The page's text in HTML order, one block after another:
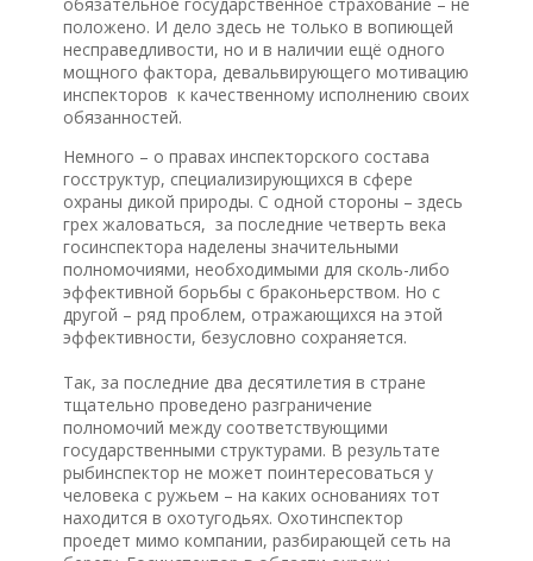
положено. И дело здесь не только в вопиющей
несправедливости, но и в наличии ещё одного
мощного фактора, девальвирующего мотивацию
инспекторов к качественному исполнению своих
обязанностей.
Немного – о правах инспекторского состава
госструктур, специализирующихся в сфере
охраны дикой природы. С одной стороны – здесь
грех жаловаться, за последние четверть века
госинспектора наделены значительными
полномочиями, необходимыми для сколь-либо
эффективной борьбы с браконьерством. Но с
другой – ряд проблем, отражающихся на этой
эффективности, безусловно сохраняется.
Так, за последние два десятилетия в стране
тщательно проведено разграничение
полномочий между соответствующими
государственными структурами. В результате
рыбинспектор не может поинтересоваться у
человека с ружьем – на каких основаниях тот
находится в охотугодьях. Охотинспектор
проедет мимо компании, разбирающей сеть на